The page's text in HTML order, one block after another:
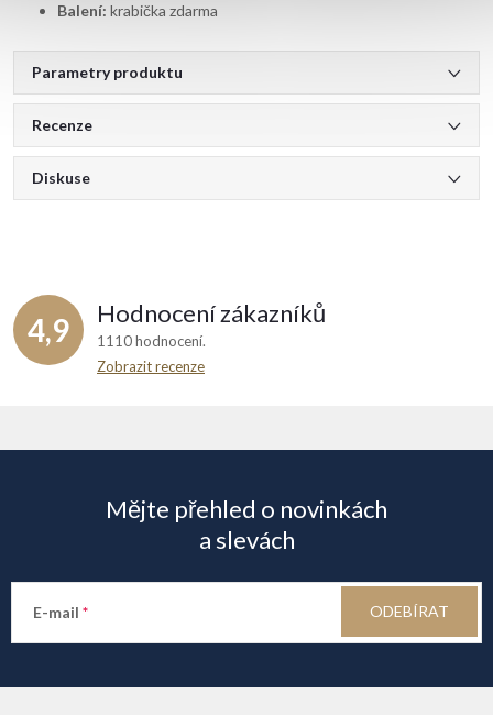
Balení: krabička zdarma
Parametry produktu
Recenze
Diskuse
4,9 Hodnocení zákazníků
1110 hodnocení
Zobrazit recenze
a
t
Mějte přehled o novinkách
a slevách
E-mail ODEBÍRAT